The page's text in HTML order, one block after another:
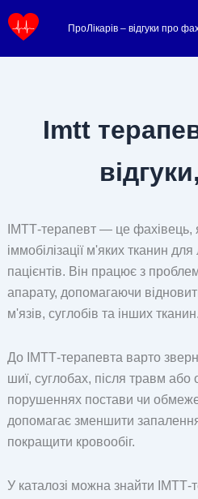
до
ПроЛікарів – відгуки про
Imtt
ІМТТ-терапевт — це фахівець,
іммобілізації м'яких тканин для
пацієнтів. Він працює з
апарату, допомагаючи
м'язів, суглобів та інших тканин.
До ІМТТ-терапевта варто
шиї, суглобах, після травм або
порушеннях постави чи
допомагає зменшити
покращити кровообіг.
У каталозі можна знайти ІМТТ-